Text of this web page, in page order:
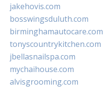
jakehovis.com
bosswingsduluth.com
birminghamautocare.com
tonyscountrykitchen.com
jbellasnailspa.com
mychaihouse.com
alvisgrooming.com